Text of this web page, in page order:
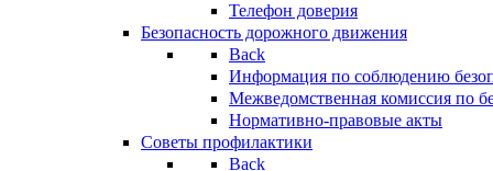
Телефон доверия
Безопасность дорожного движения
Back
Информация по соблюдению
Межведомственная комиссия по
Нормативно-правовые акты
Советы профилактики
Back